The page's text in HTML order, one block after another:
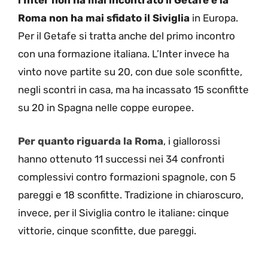
Roma non ha mai sfidato il Siviglia in Europa.
Per il Getafe si tratta anche del primo incontro
con una formazione italiana. L’Inter invece ha
vinto nove partite su 20, con due sole sconfitte,
negli scontri in casa, ma ha incassato 15 sconfitte
su 20 in Spagna nelle coppe europee.
Per quanto riguarda la Roma, i giallorossi
hanno ottenuto 11 successi nei 34 confronti
complessivi contro formazioni spagnole, con 5
pareggi e 18 sconfitte. Tradizione in chiaroscuro,
invece, per il Siviglia contro le italiane: cinque
vittorie, cinque sconfitte, due pareggi.